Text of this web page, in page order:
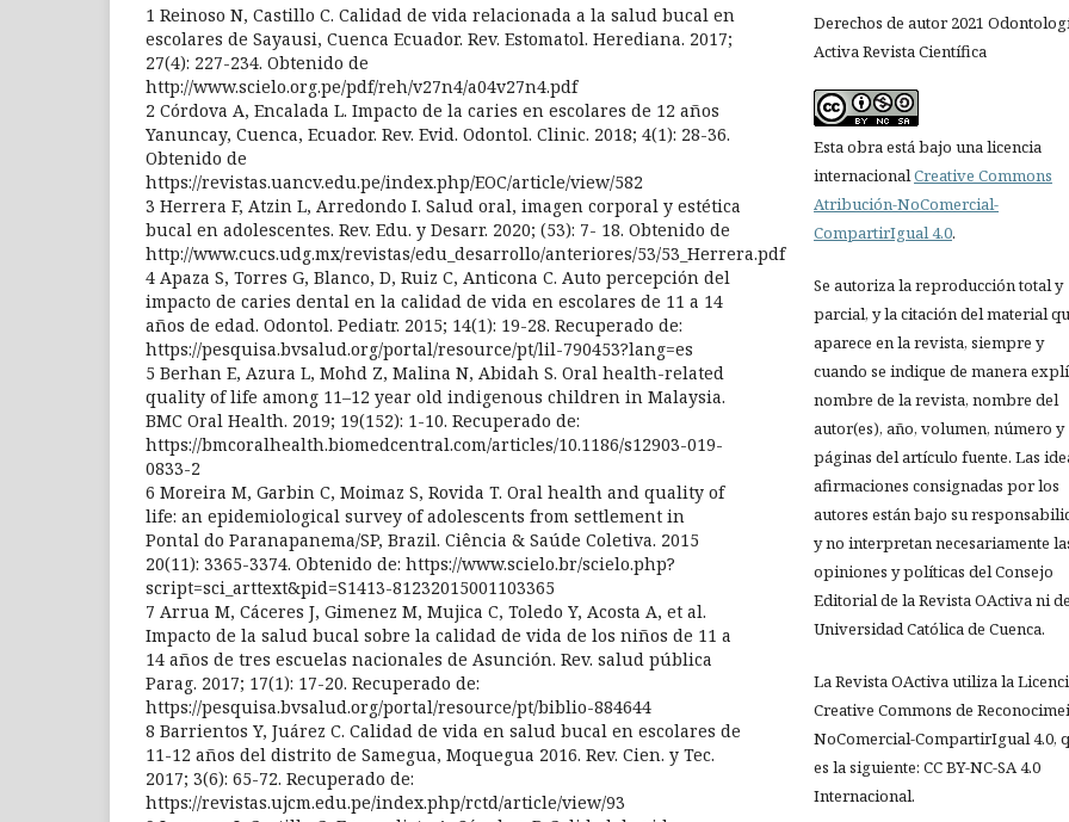
1 Reinoso N, Castillo C. Calidad de vida relacionada a la salud bucal en
escolares de Sayausi, Cuenca Ecuador. Rev. Estomatol. Herediana. 2017;
27(4): 227-234. Obtenido de
http://www.scielo.org.pe/pdf/reh/v27n4/a04v27n4.pdf
2 Córdova A, Encalada L. Impacto de la caries en escolares de 12 años
Yanuncay, Cuenca, Ecuador. Rev. Evid. Odontol. Clinic. 2018; 4(1): 28-36.
Obtenido de
https://revistas.uancv.edu.pe/index.php/EOC/article/view/582
3 Herrera F, Atzin L, Arredondo I. Salud oral, imagen corporal y estética
bucal en adolescentes. Rev. Edu. y Desarr. 2020; (53): 7- 18. Obtenido de
http://www.cucs.udg.mx/revistas/edu_desarrollo/anteriores/53/53_Herrera.pdf
4 Apaza S, Torres G, Blanco, D, Ruiz C, Anticona C. Auto percepción del
impacto de caries dental en la calidad de vida en escolares de 11 a 14
años de edad. Odontol. Pediatr. 2015; 14(1): 19-28. Recuperado de:
https://pesquisa.bvsalud.org/portal/resource/pt/lil-790453?lang=es
5 Berhan E, Azura L, Mohd Z, Malina N, Abidah S. Oral health-related
quality of life among 11–12 year old indigenous children in Malaysia.
BMC Oral Health. 2019; 19(152): 1-10. Recuperado de:
https://bmcoralhealth.biomedcentral.com/articles/10.1186/s12903-019-
0833-2
6 Moreira M, Garbin C, Moimaz S, Rovida T. Oral health and quality of
life: an epidemiological survey of adolescents from settlement in
Pontal do Paranapanema/SP, Brazil. Ciência & Saúde Coletiva. 2015
20(11): 3365-3374. Obtenido de: https://www.scielo.br/scielo.php?
script=sci_arttext&pid=S1413-81232015001103365
7 Arrua M, Cáceres J, Gimenez M, Mujica C, Toledo Y, Acosta A, et al.
Impacto de la salud bucal sobre la calidad de vida de los niños de 11 a
14 años de tres escuelas nacionales de Asunción. Rev. salud pública
Parag. 2017; 17(1): 17-20. Recuperado de:
https://pesquisa.bvsalud.org/portal/resource/pt/biblio-884644
8 Barrientos Y, Juárez C. Calidad de vida en salud bucal en escolares de
11-12 años del distrito de Samegua, Moquegua 2016. Rev. Cien. y Tec.
2017; 3(6): 65-72. Recuperado de:
https://revistas.ujcm.edu.pe/index.php/rctd/article/view/93
Derechos de autor 2021
Activa Revista Científica
Esta obra está bajo una licencia
internacionalCreative Commons
Atribución-NoComercial-
CompartirIgual 4.0.
Se autoriza la reproducción total y
parcial, y la citación del material
aparece en la revista, siempre y
cuando se indique de manera
nombre de la revista, nombre del
autor(es), año, volumen, número y
páginas del artículo fuente. Las
afirmaciones consignadas por los
autores están bajo su
y no interpretan necesariamente
opiniones y políticas del Consejo
Editorial de la Revista OActiva ni
Universidad Católica de Cuenca.
La Revista OActiva utiliza la
Creative Commons de
NoComercial-CompartirIgual 4.0,
es la siguiente: CC BY-NC-SA 4.0
Internacional.